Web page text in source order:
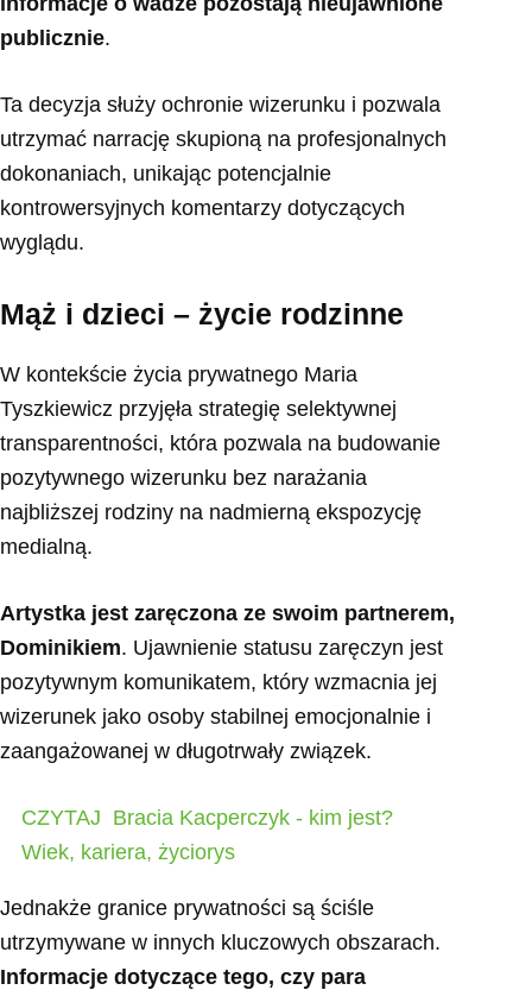
publicznie.
Ta decyzja służy ochronie wizerunku i pozwala
utrzymać narrację skupioną na profesjonalnych
dokonaniach, unikając potencjalnie
kontrowersyjnych komentarzy dotyczących
wyglądu.
Mąż i dzieci – życie rodzinne
W kontekście życia prywatnego Maria
Tyszkiewicz przyjęła strategię selektywnej
transparentności, która pozwala na budowanie
pozytywnego wizerunku bez narażania
najbliższej rodziny na nadmierną ekspozycję
medialną.
Artystka jest zaręczona ze swoim partnerem,
Dominikiem. Ujawnienie statusu zaręczyn jest
pozytywnym komunikatem, który wzmacnia jej
wizerunek jako osoby stabilnej emocjonalnie i
zaangażowanej w długotrwały związek.
CZYTAJ Bracia Kacperczyk - kim jest?
Wiek, kariera, życiorys
Jednakże granice prywatności są ściśle
utrzymywane w innych kluczowych obszarach.
Informacje dotyczące tego, czy para